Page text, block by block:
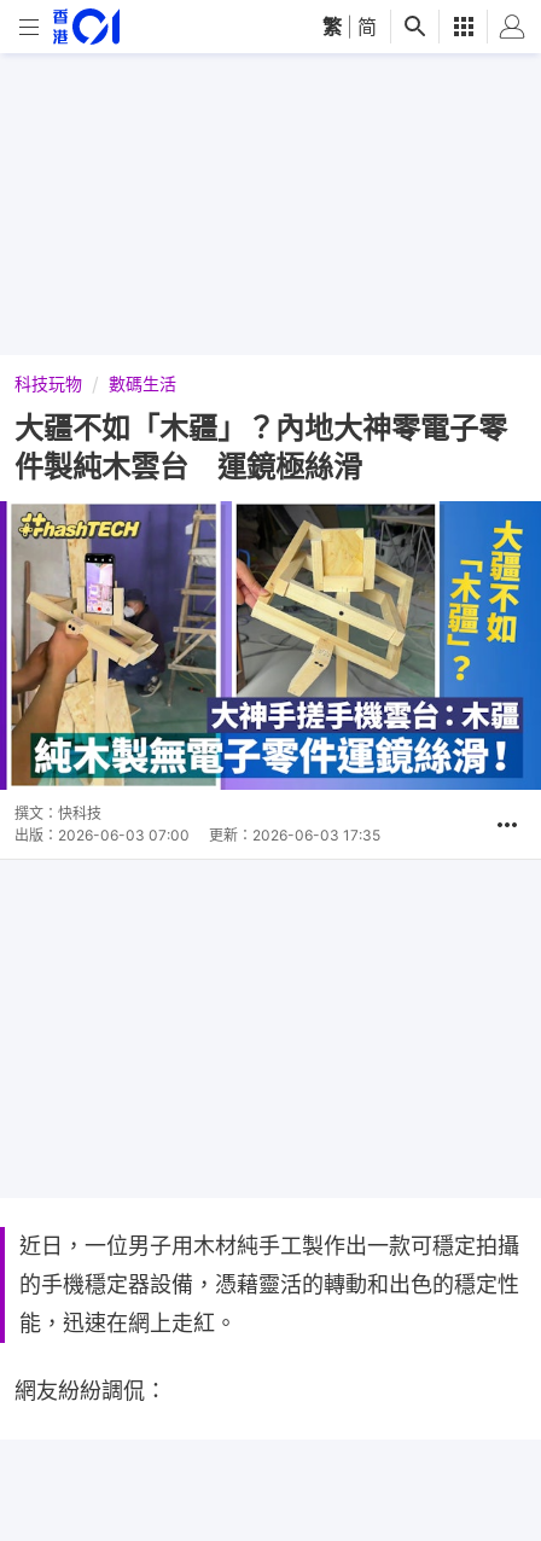
繁 简
科技玩物 數碼生活
大疆不如「木疆」？內地大神零電子零
件製純木雲台 運鏡極絲滑
撰文： 快科技
出版： 2026-06-03 07:00 更新： 2026-06-03 17:35
近日，一位男子用木材純手工製作出一款可穩定拍攝
的手機穩定器設備，憑藉靈活的轉動和出色的穩定性
能，迅速在網上走紅。
網友紛紛調侃：